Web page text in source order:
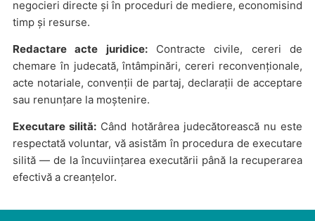
negocieri directe și în proceduri de mediere, economisind
timp și resurse.
Redactare acte juridice:Contracte civile, cereri de
chemare în judecată, întâmpinări, cereri reconvenționale,
acte notariale, convenții de partaj, declarații de acceptare
sau renunțare la moștenire.
Executare silită: Când hotărârea judecătorească nu este
respectată voluntar, vă asistăm în procedura de executare
silită — de la încuviințarea executării până la recuperarea
efectivă a creanțelor.